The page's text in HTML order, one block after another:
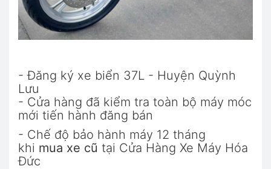
- Đăng ký xe biển 37L - Huyện Quỳnh
Lưu
- Cửa hàng đã kiểm tra toàn bộ máy móc
mới tiến hành đăng bán
- Chế độ bảo hành máy 12 tháng
khi mua xe cũ tại Cửa Hàng Xe Máy Hóa
Đức